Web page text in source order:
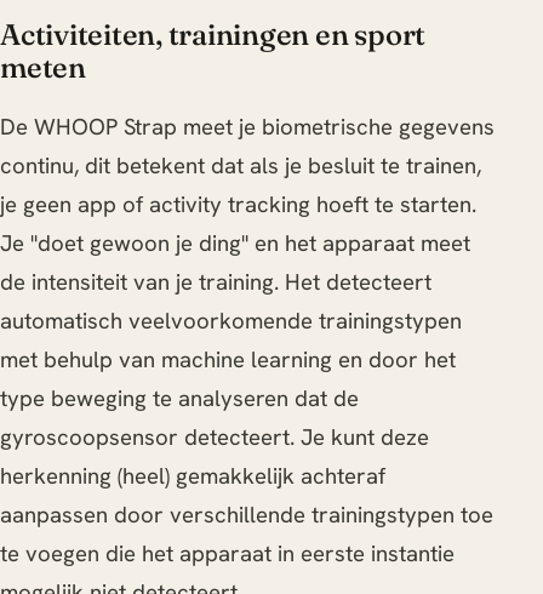
Activiteiten, trainingen en sport
meten
De WHOOP Strap meet je biometrische gegevens
continu, dit betekent dat als je besluit te trainen,
je geen app of activity tracking hoeft te starten.
Je "doet gewoon je ding" en het apparaat meet
de intensiteit van je training. Het detecteert
automatisch veelvoorkomende trainingstypen
met behulp van machine learning en door het
type beweging te analyseren dat de
gyroscoopsensor detecteert. Je kunt deze
herkenning (heel) gemakkelijk achteraf
aanpassen door verschillende trainingstypen toe
te voegen die het apparaat in eerste instantie